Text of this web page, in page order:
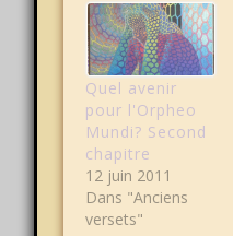
Quel avenir
pour l'Orpheo
Mundi? Second
chapitre
12 juin 2011
Dans "Anciens
versets"